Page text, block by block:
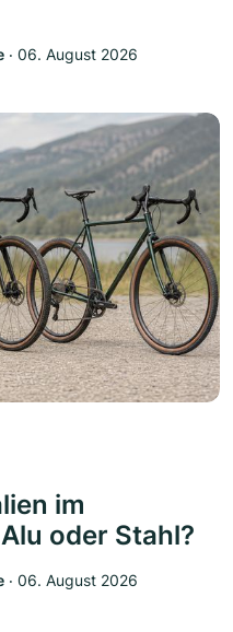
‧ 06. August 2026
im
oder Stahl?
‧ 06. August 2026